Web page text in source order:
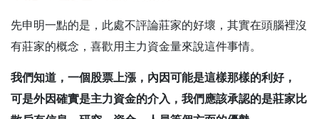
先申明一點的是，此處不評論莊家的好壞，其實在頭腦裡沒
有莊家的概念，喜歡用主力資金量來說這件事情。
我們知道，一個股票上漲，內因可能是這樣那樣的利好，
可是外因確實是主力資金的介入， 我們應該承認的是莊家比